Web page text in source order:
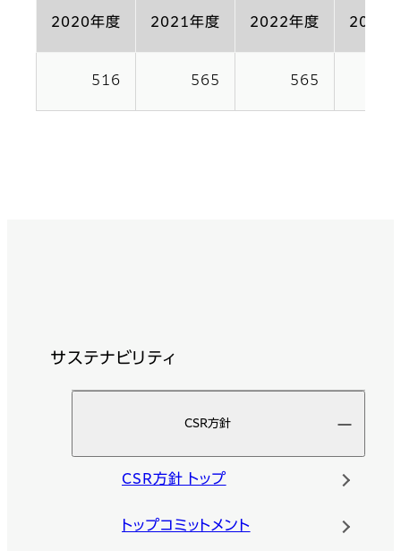
2020年度 2021年度 2022年度 2023
516 565 565
サステナビリティ
CSR方針
CSR方針 トップ
トップコミットメント